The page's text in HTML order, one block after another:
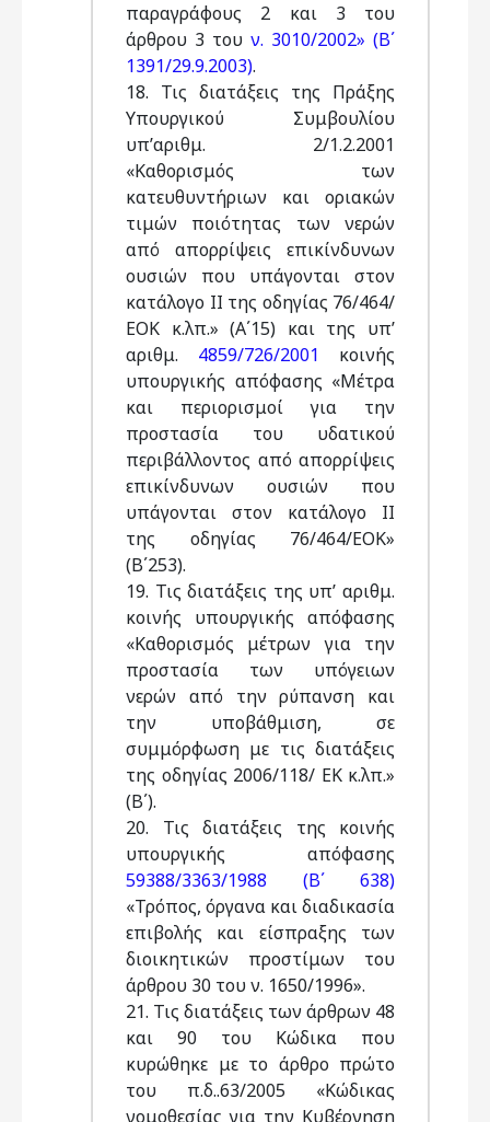
παραγράφους 2 και 3 του
άρθρου 3 του ν. 3010/2002» (Β΄
1391/29.9.2003).
18. Τις διατάξεις της Πράξης
Υπουργικού Συμβουλίου
υπ’αριθμ. 2/1.2.2001
«Καθορισμός των
κατευθυντήριων και οριακών
τιμών ποιότητας των νερών
από απορρίψεις επικίνδυνων
ουσιών που υπάγονται στον
κατάλογο II της οδηγίας 76/464/
ΕΟΚ κ.λπ.» (Α΄15) και της υπ’
αριθμ. 4859/726/2001 κοινής
υπουργικής απόφασης «Μέτρα
και περιορισμοί για την
προστασία του υδατικού
περιβάλλοντος από απορρίψεις
επικίνδυνων ουσιών που
υπάγονται στον κατάλογο II
της οδηγίας 76/464/ΕΟΚ»
(Β΄253).
19. Τις διατάξεις της υπ’ αριθμ.
κοινής υπουργικής απόφασης
«Καθορισμός μέτρων για την
προστασία των υπόγειων
νερών από την ρύπανση και
την υποβάθμιση, σε
συμμόρφωση με τις διατάξεις
της οδηγίας 2006/118/ ΕΚ κ.λπ.»
(Β΄).
20. Τις διατάξεις της κοινής
υπουργικής απόφασης
59388/3363/1988 (Β΄ 638)
«Τρόπος, όργανα και διαδικασία
επιβολής και είσπραξης των
διοικητικών προστίμων του
άρθρου 30 του ν. 1650/1996».
21. Τις διατάξεις των άρθρων 48
και 90 του Κώδικα που
κυρώθηκε με το άρθρο πρώτο
του π.δ..63/2005 «Κώδικας
νομοθεσίας για την Κυβέρνηση